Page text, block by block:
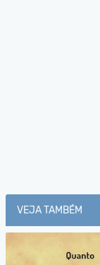
VEJA TAMBÉM